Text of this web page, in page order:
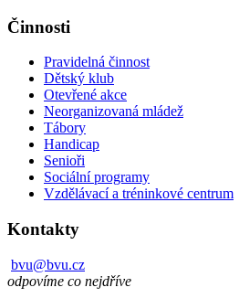
Činnosti
Pravidelná činnost
Dětský klub
Otevřené akce
Neorganizovaná mládež
Tábory
Handicap
Senioři
Sociální programy
Vzdělávací a tréninkové centrum
Kontakty
bvu@bvu.cz
odpovíme co nejdříve